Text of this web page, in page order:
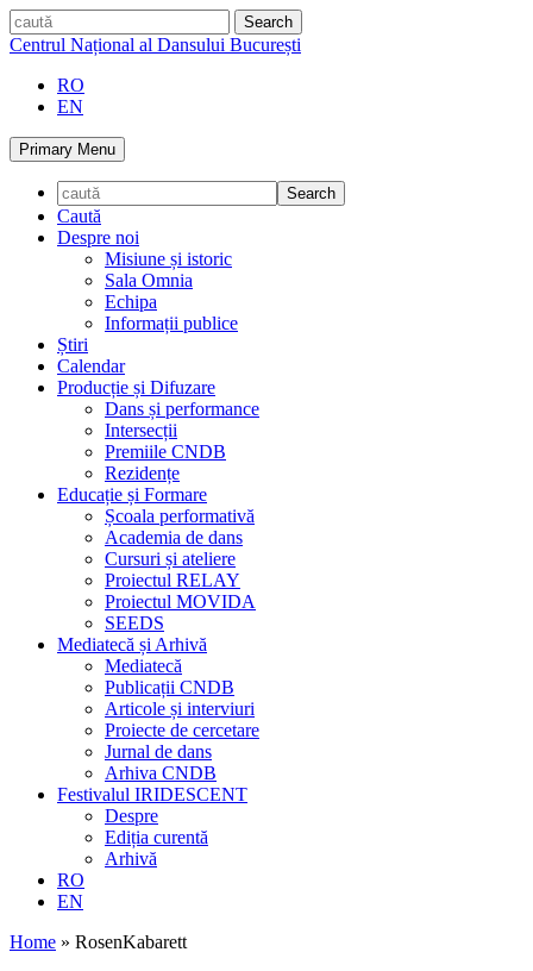
Skip
to
caută
Centrul Național al Dansului București
RO
EN
Primary Menu
Caută
Despre noi
Misiune și istoric
Sala Omnia
Echipa
Informații publice
Știri
Calendar
Producție și Difuzare
Dans și performance
Intersecții
Premiile CNDB
Rezidențe
Educație și Formare
Școala performativă
Academia de dans
Cursuri și ateliere
Proiectul RELAY
Proiectul MOVIDA
SEEDS
Mediatecă și Arhivă
Mediatecă
Publicații CNDB
Articole și interviuri
Proiecte de cercetare
Jurnal de dans
Arhiva CNDB
Festivalul IRIDESCENT
Despre
Ediția curentă
Arhivă
RO
EN
Home » RosenKabarett